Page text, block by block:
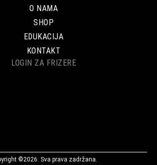
O NAMA
SHOP
EDUKACIJA
KONTAKT
LOGIN ZA FRIZERE
©2026. Sva prava zadržana.